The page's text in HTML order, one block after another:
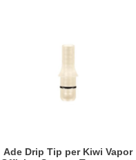
Ade Drip Tip per Kiwi Vapor